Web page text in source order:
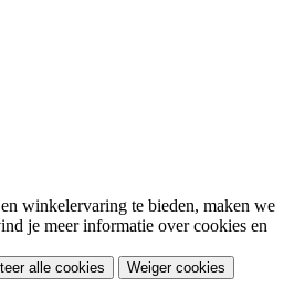
winkelervaring te bieden, maken we
je meer informatie over cookies en
alle cookies Weiger cookies